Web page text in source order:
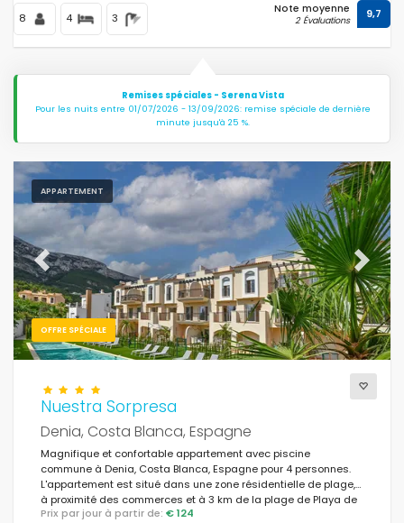
8 4 3
Note moyenne
2 Évaluations 9,7
Remises spéciales - Serena Vista
Pour les nuits entre 01/07/2026 - 13/09/2026: remise spéciale de dernière
minute jusqu'à 25 %.
APPARTEMENT
OFFRE SPÉCIALE
Previous Next
Nuestra Sorpresa
Denia, Costa Blanca, Espagne
Magnifique et confortable appartement avec piscine
commune à Denia, Costa Blanca, Espagne pour 4 personnes.
L'appartement est situé dans une zone résidentielle de plage,
à proximité des commerces et à 3 km de la plage de Playa de
la Marineta.
Prix par jour à partir de: € 124